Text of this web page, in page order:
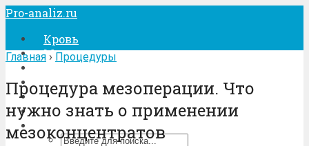
Pro-analiz.ru
Кровь
Моча
Кал
Лечение
Процедуры
Главная › Процедуры
Процедура мезоперации. Что
нужно знать о применении
мезоконцентратов